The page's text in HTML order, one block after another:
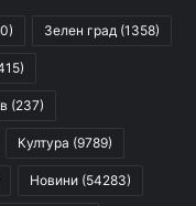
Зелен град (1358)
(237)
Култура (9789)
Новини (54283)